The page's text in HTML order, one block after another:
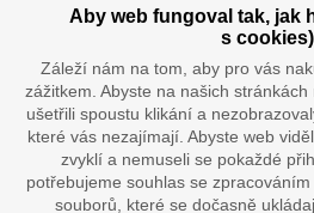
Doprava vaším
Aby web fungoval tak, jak
s cookies)
Záleží nám na tom, aby pro vás
zážitkem. Abyste na našich
ušetřili spoustu klikání a
které vás nezajímají. Abyste web
zvyklí a nemuseli se pokaždé
potřebujeme souhlas se
souborů, které se dočasně